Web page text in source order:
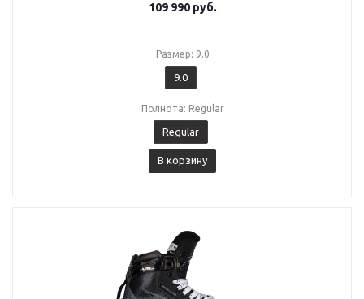
109 990руб.
Размер: 9.0
9.0
Полнота: Regular
Regular
В корзину